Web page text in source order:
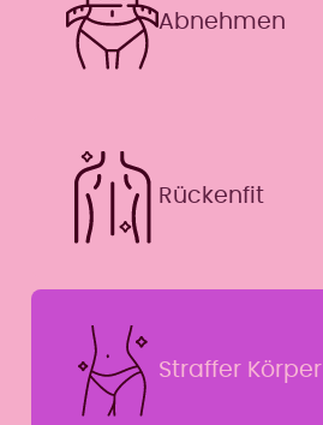
Abnehmen
Rückenfit
Straffer Körper